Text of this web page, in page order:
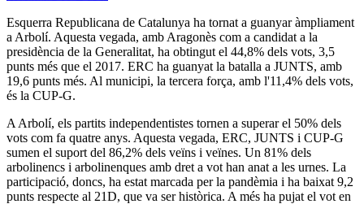
Esquerra Republicana de Catalunya ha tornat a guanyar àmpliament
a Arbolí. Aquesta vegada, amb Aragonès com a candidat a la
presidència de la Generalitat, ha obtingut el 44,8% dels vots, 3,5
punts més que el 2017. ERC ha guanyat la batalla a JUNTS, amb
19,6 punts més. Al municipi, la tercera força, amb l'11,4% dels vots,
és la CUP-G.
A Arbolí, els partits independentistes tornen a superar el 50% dels
vots com fa quatre anys. Aquesta vegada, ERC, JUNTS i CUP-G
sumen el suport del 86,2% dels veïns i veïnes. Un 81% dels
arbolinencs i arbolinenques amb dret a vot han anat a les urnes. La
participació, doncs, ha estat marcada per la pandèmia i ha baixat 9,2
punts respecte al 21D, que va ser històrica. A més ha pujat el vot en